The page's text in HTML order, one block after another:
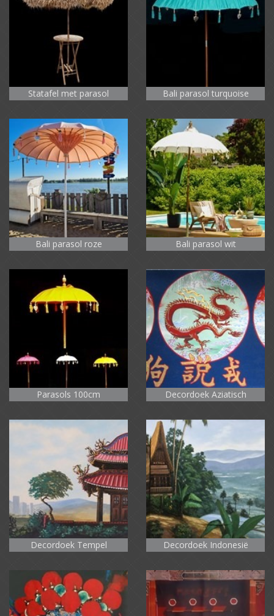
Statafel met parasol Bali parasol turquoise
Bali parasol roze Bali parasol wit
Parasols 100cm Decordoek Aziatisch
Decordoek Tempel Decordoek Indonesië